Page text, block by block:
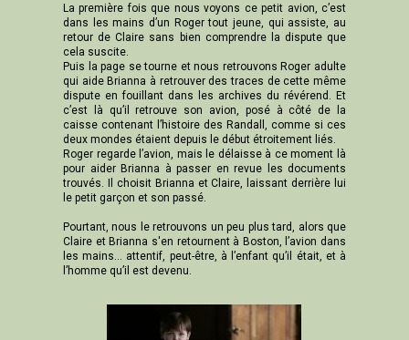
La première fois que nous voyons ce petit avion, c’est
dans les mains d’un Roger tout jeune, qui assiste, au
retour de Claire sans bien comprendre la dispute que
cela suscite.
Puis la page se tourne et nous retrouvons Roger adulte
qui aide Brianna à retrouver des traces de cette même
dispute en fouillant dans les archives du révérend. Et
c’est là qu’il retrouve son avion, posé à côté de la
caisse contenant l’histoire des Randall, comme si ces
deux mondes étaient depuis le début étroitement liés.
Roger regarde l’avion, mais le délaisse à ce moment là
pour aider Brianna à passer en revue les documents
trouvés. Il choisit Brianna et Claire, laissant derrière lui
le petit garçon et son passé.
Pourtant, nous le retrouvons un peu plus tard, alors que
Claire et Brianna s'en retournent à Boston, l’avion dans
les mains… attentif, peut-être, à l’enfant qu’il était, et à
l’homme qu’il est devenu.